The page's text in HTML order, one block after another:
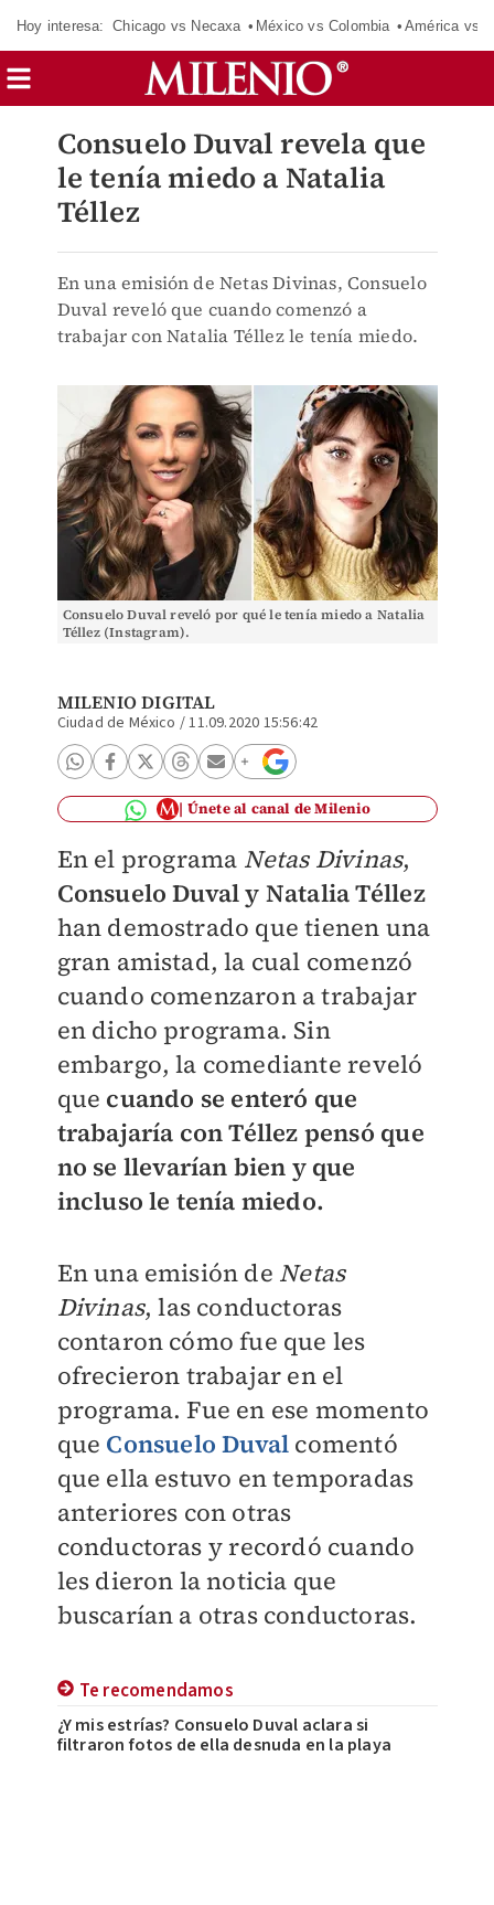
Hoy interesa: Chicago vs Necaxa México vs Colombia América vs
Consuelo Duval revela que
le tenía miedo a Natalia
Téllez
En una emisión de Netas Divinas, Consuelo
Duval reveló que cuando comenzó a
trabajar con Natalia Téllez le tenía miedo.
Consuelo Duval reveló por qué le tenía miedo a Natalia
Téllez (Instagram).
MILENIO DIGITAL
Ciudad de México /11.09.2020 15:56:42
Únete al canal de Milenio
En el programa Netas Divinas,
Consuelo Duval y Natalia Téllez
han demostrado que tienen una
gran amistad, la cual comenzó
cuando comenzaron a trabajar
en dicho programa. Sin
embargo, la comediante reveló
que cuando se enteró que
trabajaría con Téllez pensó que
no se llevarían bien y que
incluso le tenía miedo.
En una emisión de Netas
Divinas, las conductoras
contaron cómo fue que les
ofrecieron trabajar en el
programa. Fue en ese momento
que Consuelo Duval comentó
que ella estuvo en temporadas
anteriores con otras
conductoras y recordó cuando
les dieron la noticia que
buscarían a otras conductoras.
Te recomendamos
¿Y mis estrías? Consuelo Duval aclara si
filtraron fotos de ella desnuda en la playa